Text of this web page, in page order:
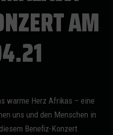
AM
warme Herz Afrikas – eine
uns und den Menschen in
Benefiz-Konzert